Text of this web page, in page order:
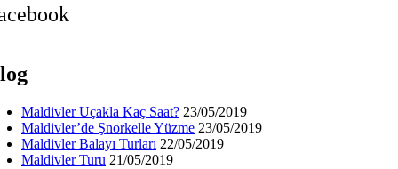
Maldivler Uçakla Kaç Saat? 23/05/2019
Maldivler’de Şnorkelle Yüzme 23/05/2019
Maldivler Balayı Turları 22/05/2019
Maldivler Turu 21/05/2019